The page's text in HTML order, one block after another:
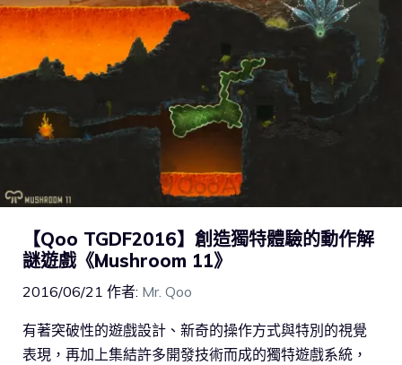
【Qoo TGDF2016】創造獨特體驗的動作解
謎遊戲《Mushroom 11》
2016/06/21 作者: Mr. Qoo
有著突破性的遊戲設計、新奇的操作方式與特別的視覺
表現，再加上集結許多開發技術而成的獨特遊戲系統，